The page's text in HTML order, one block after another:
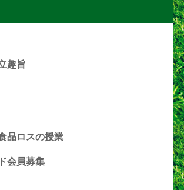
趣旨
品ロスの授業
会員募集